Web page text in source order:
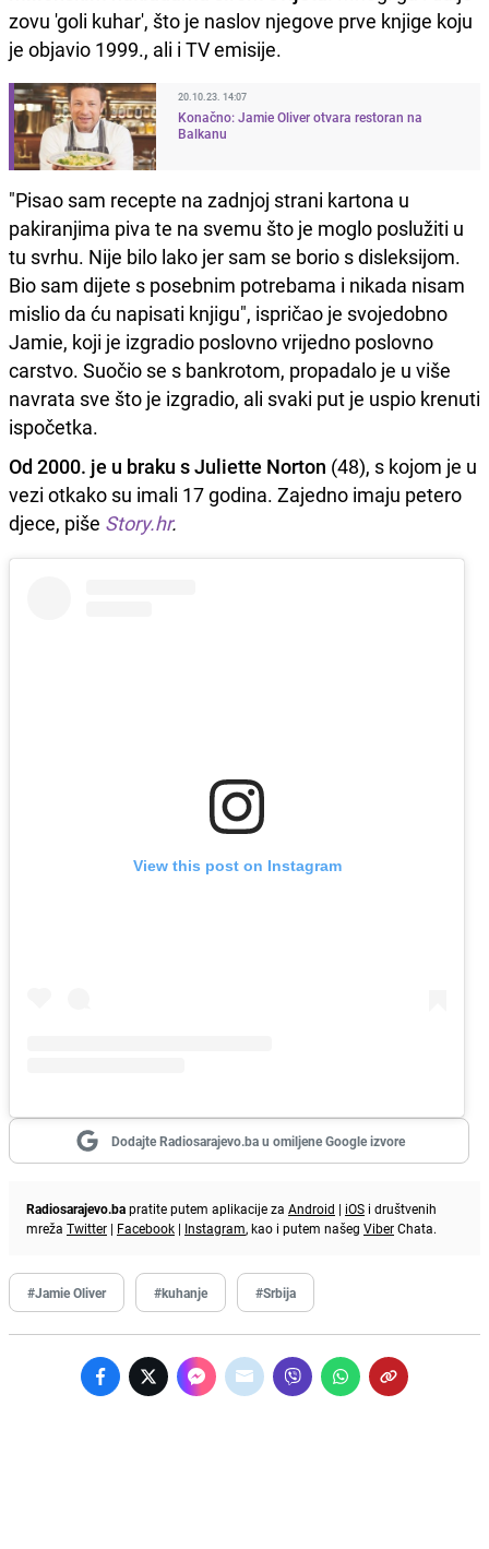
zovu 'goli kuhar', što je naslov njegove prve knjige koju
je objavio 1999., ali i TV emisije.
20.10.23. 14:07
Konačno: Jamie Oliver otvara restoran na
Balkanu
"Pisao sam recepte na zadnjoj strani kartona u
pakiranjima piva te na svemu što je moglo poslužiti u
tu svrhu. Nije bilo lako jer sam se borio s disleksijom.
Bio sam dijete s posebnim potrebama i nikada nisam
mislio da ću napisati knjigu", ispričao je svojedobno
Jamie, koji je izgradio poslovno vrijedno poslovno
carstvo. Suočio se s bankrotom, propadalo je u više
navrata sve što je izgradio, ali svaki put je uspio krenuti
ispočetka.
Od 2000. je u braku s Juliette Norton (48), s kojom je u
vezi otkako su imali 17 godina. Zajedno imaju petero
djece, piše Story.hr.
View this post on Instagram
Dodajte Radiosarajevo.ba u omiljene Google izvore
Radiosarajevo.bapratite putem aplikacije za Android | iOS i društvenih
mreža Twitter | Facebook | Instagram, kao i putem našeg ViberChata.
#Jamie Oliver #kuhanje #Srbija